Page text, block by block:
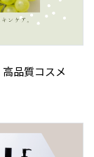
品質コスメ